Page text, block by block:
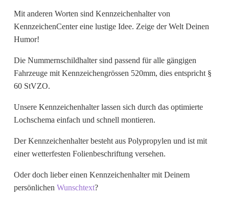
Mit anderen Worten sind Kennzeichenhalter von
KennzeichenCenter eine lustige Idee. Zeige der Welt Deinen
Humor!
Die Nummernschildhalter sind passend für alle gängigen
Fahrzeuge mit Kennzeichengrössen 520mm, dies entspricht §
60 StVZO.
Unsere Kennzeichenhalter lassen sich durch das optimierte
Lochschema einfach und schnell montieren.
Der Kennzeichenhalter besteht aus Polypropylen und ist mit
einer wetterfesten Folienbeschriftung versehen.
Oder doch lieber einen Kennzeichenhalter mit Deinem
persönlichen Wunschtext?